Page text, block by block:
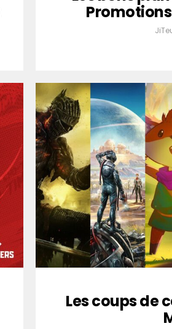
Promotions
Les coups de